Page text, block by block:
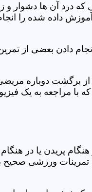
که درد آن ها دشوار
داده شده را انجام
دادن بعضی از
از برگشت دوباره
با مراجعه به یک
پریدن یا در
تمرینات ورزشی صحیح